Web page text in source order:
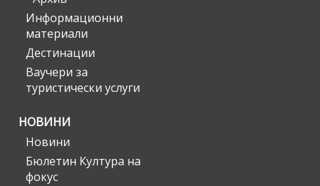
Информационни
материали
Дестинации
Ваучери за
туристически услуги
НОВИНИ
Новини
Бюлетин Култура на
фокус